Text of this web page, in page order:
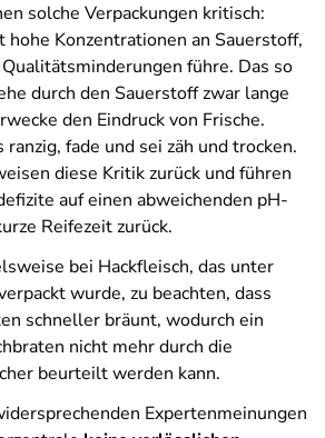
solche Verpackungen kritisch:
Konzentrationen an Sauerstoff,
führe. Das so
durch den Sauerstoff zwar lange
den Eindruck von Frische.
ranzig, fade und sei zäh und trocken.
diese Kritik zurück und führen
auf einen abweichenden pH-
Reifezeit zurück.
bei Hackfleisch, das unter
wurde, zu beachten, dass
schneller bräunt, wodurch ein
nicht mehr durch die
beurteilt werden kann.
Expertenmeinungen